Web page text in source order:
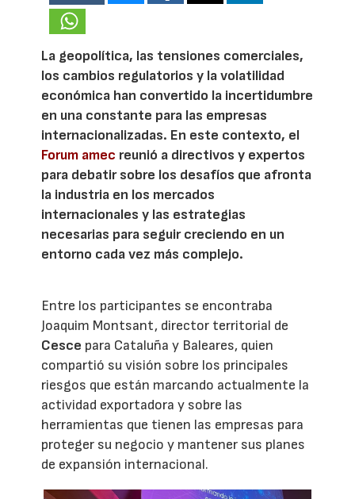
La geopolítica, las tensiones comerciales,
los cambios regulatorios y la volatilidad
económica han convertido la incertidumbre
en una constante para las empresas
internacionalizadas. En este contexto, el
Forum amec reunió a directivos y expertos
para debatir sobre los desafíos que afronta
la industria en los mercados
internacionales y las estrategias
necesarias para seguir creciendo en un
entorno cada vez más complejo.
Entre los participantes se encontraba
Joaquim Montsant, director territorial de
Cesce para Cataluña y Baleares, quien
compartió su visión sobre los principales
riesgos que están marcando actualmente la
actividad exportadora y sobre las
herramientas que tienen las empresas para
proteger su negocio y mantener sus planes
de expansión internacional.